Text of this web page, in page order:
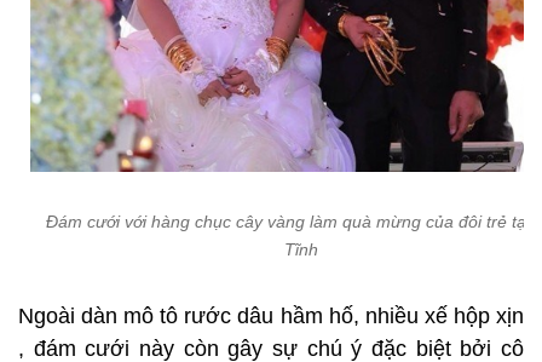
Đám cưới với hàng chục cây vàng làm quà mừng của đôi trẻ tại
Tĩnh
Ngoài dàn mô tô rước dâu hầm hố, nhiều xế hộp xịn
, đám cưới này còn gây sự chú ý đặc biệt bởi cô